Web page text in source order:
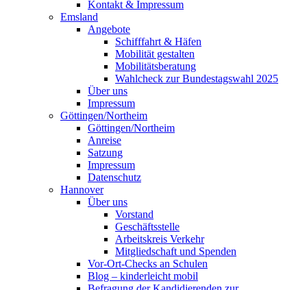
Kontakt & Impressum
Emsland
Angebote
Schifffahrt & Häfen
Mobilität gestalten
Mobilitätsberatung
Wahlcheck zur Bundestagswahl 2025
Über uns
Impressum
Göttingen/Northeim
Göttingen/Northeim
Anreise
Satzung
Impressum
Datenschutz
Hannover
Über uns
Vorstand
Geschäftsstelle
Arbeitskreis Verkehr
Mitgliedschaft und Spenden
Vor-Ort-Checks an Schulen
Blog – kinderleicht mobil